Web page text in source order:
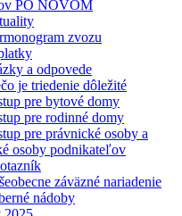
PO NOVOM
zvozu
a odpovede
je triedenie dôležité
pre bytové domy
pre rodinné domy
pre právnické osoby a
osoby podnikateľov
záväzné nariadenie
nádoby